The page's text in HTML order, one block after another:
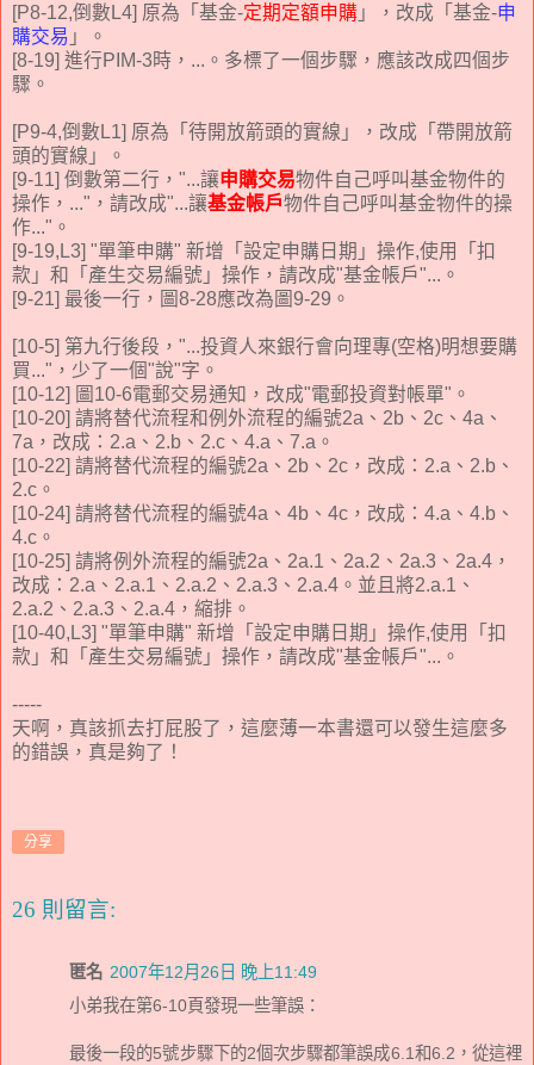
[P8-12,倒數L4] 原為「基金-定期定額申購 」，改成「基金-申
購交易 」。
[8-19] 進行PIM-3時，...。多標了一個步驟，應該改成四個步
驟。
[P9-4,倒數L1] 原為「 待開放箭頭的實線」，改成「 帶開放箭
頭的實線」。
[9-11] 倒數第二行，"...讓申購交易物件自己呼叫基金物件的
操作，..."，請改成"...讓基金帳戶物件自己呼叫基金物件的操
作..."。
[9-19,L3] "單筆申購" 新增「設定申購日期」操作,使用「扣
款」和「產生交易編號」操作，請改成"基金帳戶"...。
[9-21] 最後一行，圖8-28應改為圖9-29。
[10-5] 第九行後段，"...投資人來銀行會向理專(空格)明想要購
買..."，少了一個"說"字。
[10-12] 圖10-6電郵交易通知，改成"電郵投資對帳單"。
[10-20] 請將替代流程和例外流程的編號2a、2b、2c、4a、
7a，改成：2.a、2.b、2.c、4.a、7.a。
[10-22] 請將替代流程的編號2a、2b、2c，改成：2.a、2.b、
2.c。
[10-24] 請將替代流程的編號4a、4b、4c，改成：4.a、4.b、
4.c。
[10-25] 請將例外流程的編號2a、2a.1、2a.2、2a.3、2a.4，
改成：2.a、2.a.1、2.a.2、2.a.3、2.a.4。並且將2.a.1、
2.a.2、2.a.3、2.a.4，縮排。
[10-40,L3] "單筆申購" 新增「設定申購日期」操作,使用「扣
款」和「產生交易編號」操作，請改成"基金帳戶"...。
-----
天啊，真該抓去打屁股了，這麼薄一本書還可以發生這麼多
的錯誤，真是夠了！
分享
26 則留言:
匿名 2007年12月26日 晚上11:49
小弟我在第6-10頁發現一些筆誤：
最後一段的5號步驟下的2個次步驟都筆誤成6.1和6.2，從這裡